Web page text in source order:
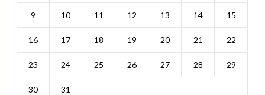
9 10 11 12 13 14 15
16 17 18 19 20 21 22
23 24 25 26 27 28 29
30
31